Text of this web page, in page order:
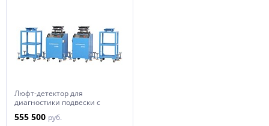
Люфт-детектор для
диагностики подвески с
NORDBERG NTE50_V2
555 500 руб.